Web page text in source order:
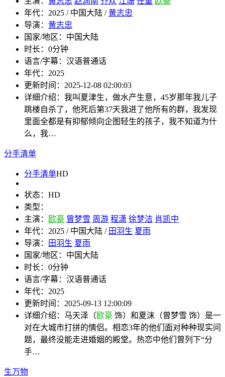
年代： 2025 / 中国大陆 /黄志忠
导演： 黄志忠
国家/地区： 中国大陆
时长： 0分钟
语言/字幕： 汉语普通话
年代： 2025
更新时间： 2025-12-08 02:00:03
详细介绍： 我叫夏津生，做水产生意，45岁那年我儿子
跳楼自杀了，他死后第37天我进了他所有的群，我发现
里面全都是有抑郁倾向企图轻生的孩子，我不知道为什
么，我…
分手清单
分手清单HD
状态： HD
类型：
主演：
欧豪 曾梦雪 周游 程潇 徐梦洁 肖凯中
年代： 2025 / 中国大陆 / 田羽生 夏雨
导演：
田羽生 夏雨
国家/地区： 中国大陆
时长： 0分钟
语言/字幕： 汉语普通话
年代： 2025
更新时间： 2025-09-13 12:00:09
详细介绍： 马天泽（欧豪 饰）和夏沫（曾梦雪 饰）是一
对在大城市打拼的情侣。相恋3年的他们面对种种现实问
题，最终没能走进婚姻的殿堂。热恋中他们曾列下“分
手…
生万物